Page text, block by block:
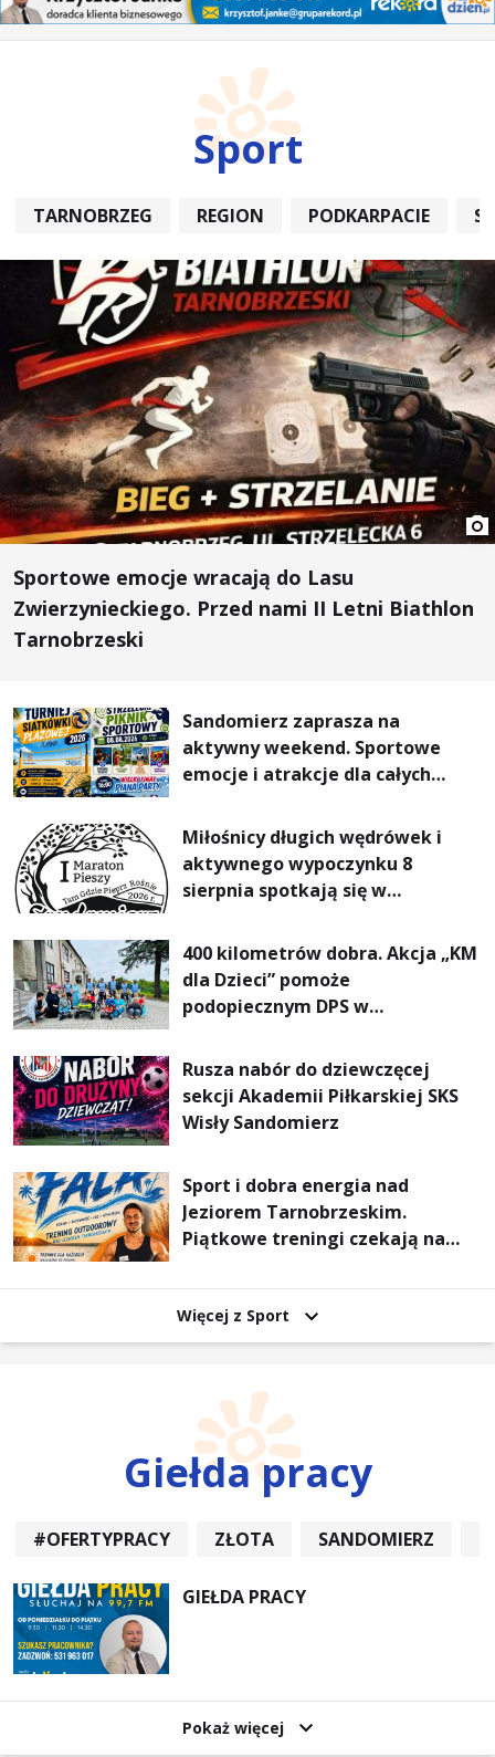
Sport
TARNOBRZEG REGION PODKARPACIE
Sportowe emocje wracają do Lasu
Zwierzynieckiego. Przed nami II Letni Biathlon
Tarnobrzeski
Sandomierz zaprasza na
aktywny weekend. Sportowe
emocje i atrakcje dla całych
Miłośnicy długich wędrówek i
aktywnego wypoczynku 8
sierpnia spotkają się w
Pieszym „Tam Gdzie Pieprz
Rośnie”
400 kilometrów dobra. Akcja „KM
dla Dzieci” pomoże
podopiecznym DPS w
Rusza nabór do dziewczęcej
sekcji Akademii Piłkarskiej SKS
Wisły Sandomierz
Sport i dobra energia nad
Jeziorem Tarnobrzeskim.
Piątkowe treningi czekają na
Więcej z Sport
Giełda pracy
#OFERTYPRACY ZŁOTA SANDOMIERZ
GIEŁDA PRACY
Pokaż więcej